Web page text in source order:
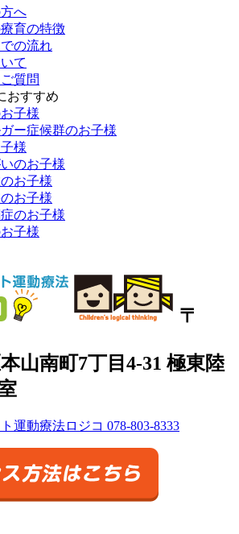
へ
育の特徴
の流れ
て
質問
おすすめ
子様
ー症候群のお子様
様
のお子様
お子様
お子様
のお子様
子様
〒
山南町7丁目4-31 極東陸